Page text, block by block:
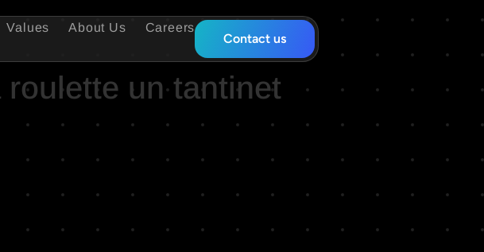
Values About Us Careers
Contact us
un tantinet